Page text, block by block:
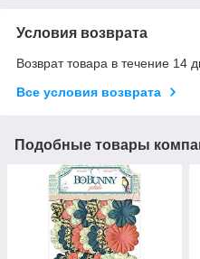
Условия возврата
Возврат товара в течение 14
Все условия возврата
Подобные товары